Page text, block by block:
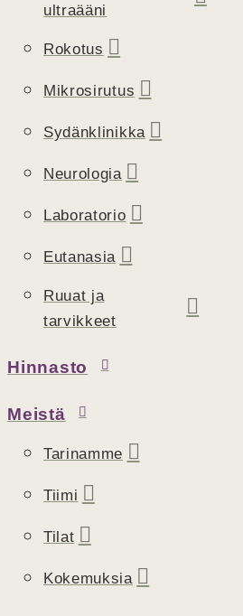
ultraääni
Rokotus
Mikrosirutus
Sydänklinikka
Neurologia
Laboratorio
Eutanasia
Ruuat ja
tarvikkeet
Hinnasto
Meistä
Tarinamme
Tiimi
Tilat
Kokemuksia